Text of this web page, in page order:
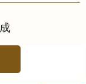
超4%，....